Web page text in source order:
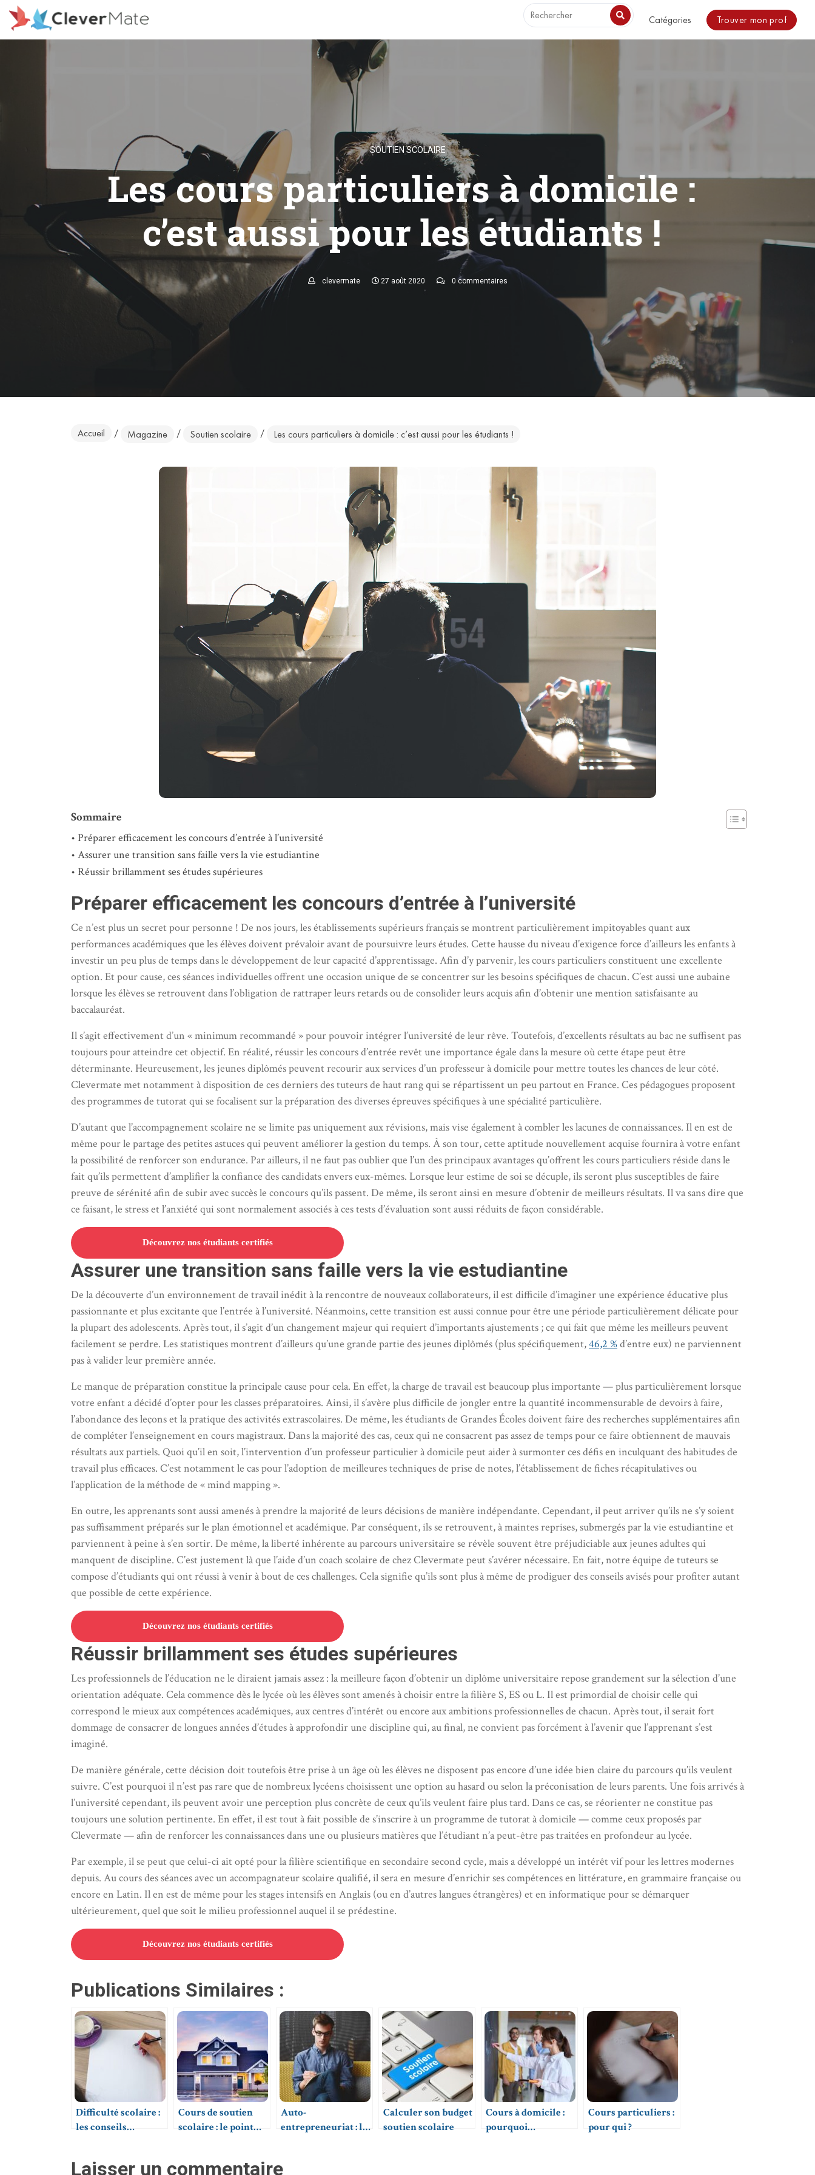
Deprecated: File registration.php is deprecated since version 3.1.0 with no alternative available. This file no longer needs to be included. in /usr/share/nginx/html/magazine/wp-
includes/functions.php on line 6078
Catégories Trouver mon prof
SOUTIEN SCOLAIRE
Les cours particuliers à domicile :
c’est aussi pour les étudiants !
clevermate 27 août 2020 0 commentaires
Accueil / Magazine / Soutien scolaire / Les cours particuliers à domicile : c’est aussi pour les étudiants !
Sommaire
Préparer efficacement les concours d’entrée à l’université
Assurer une transition sans faille vers la vie estudiantine
Réussir brillamment ses études supérieures
Préparer efficacement les concours d’entrée à l’université
Ce n’est plus un secret pour personne ! De nos jours, les établissements supérieurs français se montrent particulièrement impitoyables quant aux
performances académiques que les élèves doivent prévaloir avant de poursuivre leurs études. Cette hausse du niveau d’exigence force d’ailleurs les enfants à
investir un peu plus de temps dans le développement de leur capacité d’apprentissage. Afin d’y parvenir, les cours particuliers constituent une excellente
option. Et pour cause, ces séances individuelles offrent une occasion unique de se concentrer sur les besoins spécifiques de chacun. C’est aussi une aubaine
lorsque les élèves se retrouvent dans l’obligation de rattraper leurs retards ou de consolider leurs acquis afin d’obtenir une mention satisfaisante au
baccalauréat.
Il s’agit effectivement d’un « minimum recommandé » pour pouvoir intégrer l’université de leur rêve. Toutefois, d’excellents résultats au bac ne suffisent pas
toujours pour atteindre cet objectif. En réalité, réussir les concours d’entrée revêt une importance égale dans la mesure où cette étape peut être
déterminante. Heureusement, les jeunes diplômés peuvent recourir aux services d’un professeur à domicile pour mettre toutes les chances de leur côté.
Clevermate met notamment à disposition de ces derniers des tuteurs de haut rang qui se répartissent un peu partout en France. Ces pédagogues proposent
des programmes de tutorat qui se focalisent sur la préparation des diverses épreuves spécifiques à une spécialité particulière.
D’autant que l’accompagnement scolaire ne se limite pas uniquement aux révisions, mais vise également à combler les lacunes de connaissances. Il en est de
même pour le partage des petites astuces qui peuvent améliorer la gestion du temps. À son tour, cette aptitude nouvellement acquise fournira à votre enfant
la possibilité de renforcer son endurance. Par ailleurs, il ne faut pas oublier que l’un des principaux avantages qu’offrent les cours particuliers réside dans le
fait qu’ils permettent d’amplifier la confiance des candidats envers eux-mêmes. Lorsque leur estime de soi se décuple, ils seront plus susceptibles de faire
preuve de sérénité afin de subir avec succès le concours qu’ils passent. De même, ils seront ainsi en mesure d’obtenir de meilleurs résultats. Il va sans dire que
ce faisant, le stress et l’anxiété qui sont normalement associés à ces tests d’évaluation sont aussi réduits de façon considérable.
Découvrez nos étudiants certifiés
Assurer une transition sans faille vers la vie estudiantine
De la découverte d’un environnement de travail inédit à la rencontre de nouveaux collaborateurs, il est difficile d’imaginer une expérience éducative plus
passionnante et plus excitante que l’entrée à l’université. Néanmoins, cette transition est aussi connue pour être une période particulièrement délicate pour
la plupart des adolescents. Après tout, il s’agit d’un changement majeur qui requiert d’importants ajustements ; ce qui fait que même les meilleurs peuvent
facilement se perdre. Les statistiques montrent d’ailleurs qu’une grande partie des jeunes diplômés (plus spécifiquement,46,2 %d’entre eux) ne parviennent
pas à valider leur première année.
Le manque de préparation constitue la principale cause pour cela. En effet, la charge de travail est beaucoup plus importante — plus particulièrement lorsque
votre enfant a décidé d’opter pour les classes préparatoires. Ainsi, il s’avère plus difficile de jongler entre la quantité incommensurable de devoirs à faire,
l’abondance des leçons et la pratique des activités extrascolaires. De même, les étudiants de Grandes Écoles doivent faire des recherches supplémentaires afin
de compléter l’enseignement en cours magistraux. Dans la majorité des cas, ceux qui ne consacrent pas assez de temps pour ce faire obtiennent de mauvais
résultats aux partiels. Quoi qu’il en soit, l’intervention d’un professeur particulier à domicile peut aider à surmonter ces défis en inculquant des habitudes de
travail plus efficaces. C’est notamment le cas pour l’adoption de meilleures techniques de prise de notes, l’établissement de fiches récapitulatives ou
l’application de la méthode de « mind mapping ».
En outre, les apprenants sont aussi amenés à prendre la majorité de leurs décisions de manière indépendante. Cependant, il peut arriver qu’ils ne s’y soient
pas suffisamment préparés sur le plan émotionnel et académique. Par conséquent, ils se retrouvent, à maintes reprises, submergés par la vie estudiantine et
parviennent à peine à s’en sortir. De même, la liberté inhérente au parcours universitaire se révèle souvent être préjudiciable aux jeunes adultes qui
manquent de discipline. C’est justement là que l’aide d’un coach scolaire de chez Clevermate peut s’avérer nécessaire. En fait, notre équipe de tuteurs se
compose d’étudiants qui ont réussi à venir à bout de ces challenges. Cela signifie qu’ils sont plus à même de prodiguer des conseils avisés pour profiter autant
que possible de cette expérience.
Découvrez nos étudiants certifiés
Réussir brillamment ses études supérieures
Les professionnels de l’éducation ne le diraient jamais assez : la meilleure façon d’obtenir un diplôme universitaire repose grandement sur la sélection d’une
orientation adéquate. Cela commence dès le lycée où les élèves sont amenés à choisir entre la filière S, ES ou L. Il est primordial de choisir celle qui
correspond le mieux aux compétences académiques, aux centres d’intérêt ou encore aux ambitions professionnelles de chacun. Après tout, il serait fort
dommage de consacrer de longues années d’études à approfondir une discipline qui, au final, ne convient pas forcément à l’avenir que l’apprenant s’est
imaginé.
De manière générale, cette décision doit toutefois être prise à un âge où les élèves ne disposent pas encore d’une idée bien claire du parcours qu’ils veulent
suivre. C’est pourquoi il n’est pas rare que de nombreux lycéens choisissent une option au hasard ou selon la préconisation de leurs parents. Une fois arrivés à
l’université cependant, ils peuvent avoir une perception plus concrète de ceux qu’ils veulent faire plus tard. Dans ce cas, se réorienter ne constitue pas
toujours une solution pertinente. En effet, il est tout à fait possible de s’inscrire à un programme de tutorat à domicile — comme ceux proposés par
Clevermate — afin de renforcer les connaissances dans une ou plusieurs matières que l’étudiant n’a peut-être pas traitées en profondeur au lycée.
Par exemple, il se peut que celui-ci ait opté pour la filière scientifique en secondaire second cycle, mais a développé un intérêt vif pour les lettres modernes
depuis. Au cours des séances avec un accompagnateur scolaire qualifié, il sera en mesure d’enrichir ses compétences en littérature, en grammaire française ou
encore en Latin. Il en est de même pour les stages intensifs en Anglais (ou en d’autres langues étrangères) et en informatique pour se démarquer
ultérieurement, quel que soit le milieu professionnel auquel il se prédestine.
Découvrez nos étudiants certifiés
Publications Similaires :
Difficulté scolaire :
les conseils
professeur
Cours de soutien
scolaire : le point
Auto-
entrepreneuriat : la
l’industrie du
Calculer son budget
soutien scolaire
Cours à domicile :
pourquoi
Cours particuliers :
pour qui ?
Laisser un commentaire